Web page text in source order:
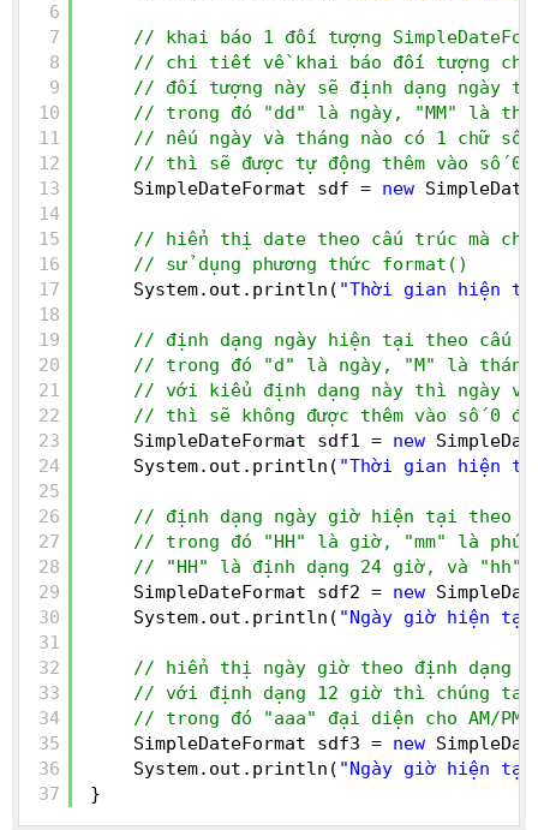
6
7
8
9
10
11
12
13
14
15
16
17
18
19
20
21
22
23
24
25
26
27
28
29
30
31
32
33
34
35
36
37
// khai báo 1 đối tượng
// chi tiết về khai báo đối tượng
// đối tượng này sẽ định dạng ngày
// trong đó "dd" là ngày, "MM" là
// nếu ngày và tháng nào có 1 chữ
// thì sẽ được tự động thêm vào số 0
SimpleDateFormat sdf = new
// hiển thị date theo cấu trúc mà
// sử dụng phương thức format()
System.out.println( "Thời gian hiện
// định dạng ngày hiện tại theo cấu
// trong đó "d" là ngày, "M" là tháng
// với kiểu định dạng này thì ngày
// thì sẽ không được thêm vào số 0
SimpleDateFormat sdf1 = new
System.out.println( "Thời gian hiện
// định dạng ngày giờ hiện tại theo
// trong đó "HH" là giờ, "mm" là
// "HH" là định dạng 24 giờ, và "hh"
SimpleDateFormat sdf2 = new
System.out.println( "Ngày giờ hiện
// hiển thị ngày giờ theo định dạng
// với định dạng 12 giờ thì chúng ta
// trong đó "aaa" đại diện cho AM/PM
SimpleDateFormat sdf3 = new
System.out.println( "Ngày giờ hiện
}